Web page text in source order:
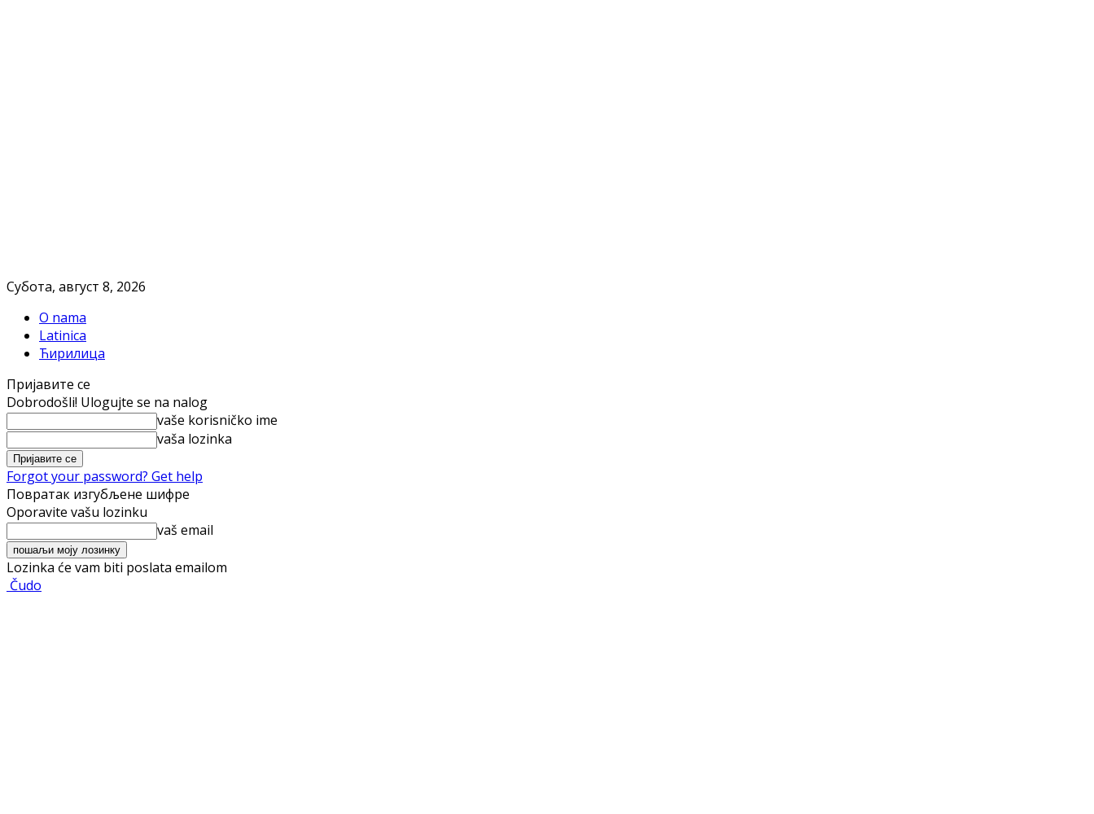
Субота, август 8, 2026
O nama
Latinica
Ћирилица
Пријавите се
Dobrodošli! Ulogujte se na nalog
vaše korisničko ime
vaša lozinka
Forgot your password? Get help
Повратак изгубљене шифре
Oporavite vašu lozinku
vaš email
Lozinka će vam biti poslata emailom
Čudo